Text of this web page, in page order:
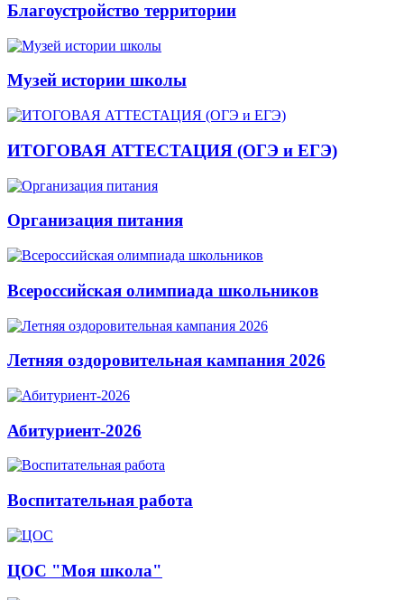
Благоустройство территории
Музей истории школы
ИТОГОВАЯ АТТЕСТАЦИЯ (ОГЭ и ЕГЭ)
Организация питания
Всероссийская олимпиада школьников
Летняя оздоровительная кампания 2026
Абитуриент-2026
Воспитательная работа
ЦОС "Моя школа"